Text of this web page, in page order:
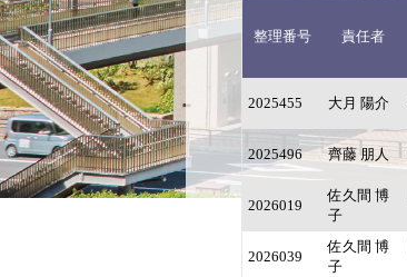
整理番号 責任者
2025455 大月 陽介
2025496 齊藤 朋人
2026019
佐久間 博
子
2026039
佐久間 博
子